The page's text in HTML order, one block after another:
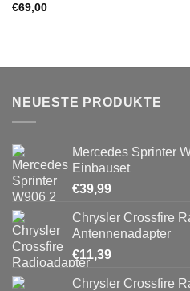
€69,00
NEUESTE PRODUKTE
Mercedes Sprinter
Einbauset
€39,99
Chrysler Crossfire
Antennenadapter
€11,39
Chrysler Crossfire